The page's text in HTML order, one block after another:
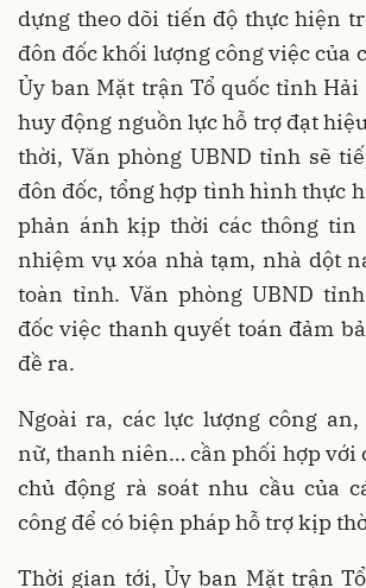
dựng theo dõi tiến độ thực hiện
đôn đốc khối lượng công việc của
Ủy ban Mặt trận Tổ quốc tỉnh
huy động nguồn lực hỗ trợ đạt
thời, Văn phòng UBND tỉnh sẽ
đôn đốc, tổng hợp tình hình thực
phản ánh kịp thời các thông tin
nhiệm vụ xóa nhà tạm, nhà dột
toàn tỉnh. Văn phòng UBND
đốc việc thanh quyết toán đảm
đề ra.
Ngoài ra, các lực lượng công
nữ, thanh niên… cần phối hợp với
chủ động rà soát nhu cầu của
công để có biện pháp hỗ trợ kịp
Thời gian tới, Ủy ban Mặt trận